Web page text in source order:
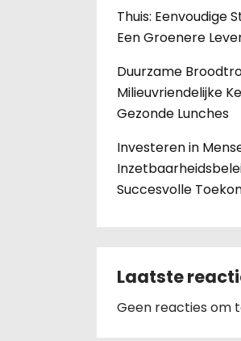
Thuis: Eenvoudige
Een Groenere
Duurzame
Milieuvriendelijke
Gezonde Lunches
Investeren in
Succesvolle
Laatste
Geen reacties om